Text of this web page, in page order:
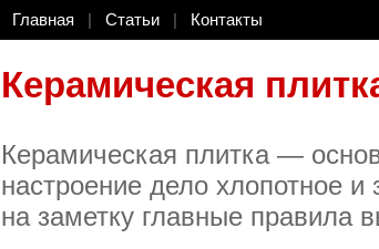
Главная Статьи Контакты
Керамическая
Керамическая плитка —
настроение дело хлопотное и
на заметку главные правила